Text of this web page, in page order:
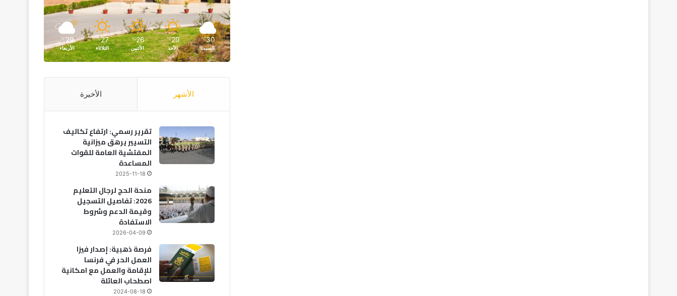
30
℃
السبت
29
℃
الأحد
26
℃
الأثنين
27
℃
الثلاثاء
29
℃
الأربعاء
الأشهر الأخيرة
تقرير رسمي: ارتفاع تكاليف
التسيير يرهق ميزانية
المفتشية العامة للقوات
المساعدة
2025-11-18
منحة الحج لرجال التعليم
2026: تفاصيل التسجيل
وقيمة الدعم وشروط
الاستفادة
2026-04-09
فرصة ذهبية: إصدار فيزا
العمل الحر في فرنسا
للإقامة والعمل مع امكانية
اصطحاب العائلة
2024-08-18